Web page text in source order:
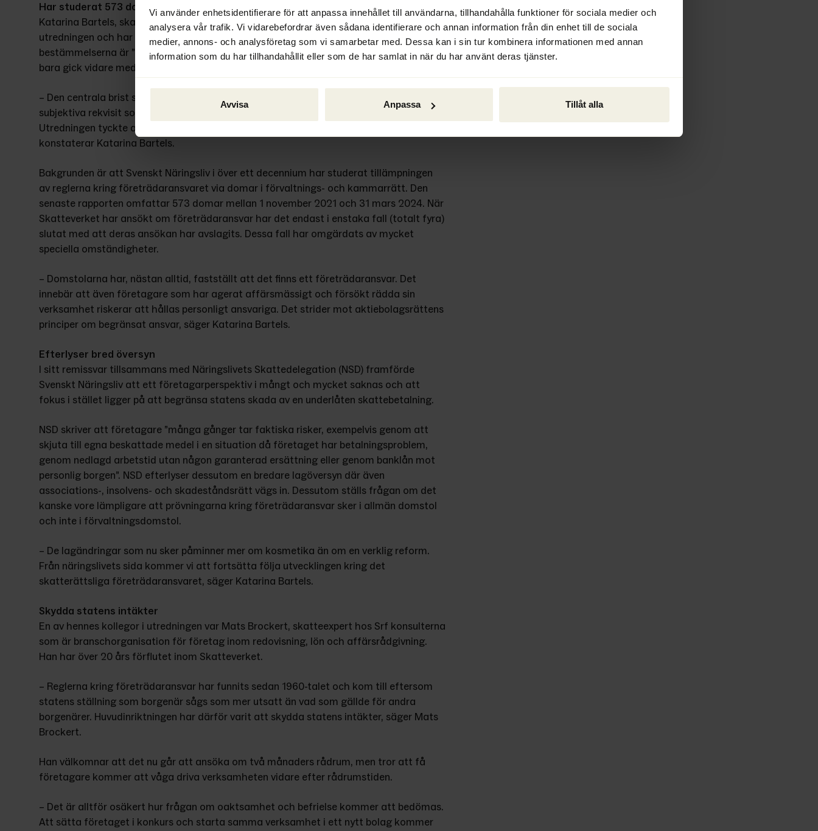
Vi använder enhetsidentifierare för att anpassa innehållet till användarna, tillhandahålla funktioner för sociala medier och
analysera vår trafik. Vi vidarebefordrar även sådana identifierare och annan information från din enhet till de sociala
medier, annons- och analysföretag som vi samarbetar med. Dessa kan i sin tur kombinera informationen med annan
information som du har tillhandahållit eller som de har samlat in när du har använt deras tjänster.
Avvisa Anpassa Tillåt alla
Har studerat 573 domar
Katarina Bartels, skatteexpert på Svenskt Näringsliv, var en av ledamöterna i
utredningen och har bland annat ett förflutet på Skatteverket. Hon anser att de nya
bestämmelserna är ”ett litet steg i rätt riktning”, men beklagar samtidigt att regeringen
bara gick vidare med två av de tre främsta utredningsförslagen.
– Den centrala brist som nu finns kvar gäller begreppet ”grov oaktsamhet”, alltså det
subjektiva rekvisit som avgör om en företrädare ska hållas personligt ansvarig.
Utredningen tyckte att kraven kring detta skulle preciseras, men så blev det inte,
konstaterar Katarina Bartels.
Bakgrunden är att Svenskt Näringsliv i över ett decennium har studerat tillämpningen
av reglerna kring företrädaransvaret via domar i förvaltnings- och kammarrätt. Den
senaste rapporten omfattar 573 domar mellan 1 november 2021 och 31 mars 2024. När
Skatteverket har ansökt om företrädaransvar har det endast i enstaka fall (totalt fyra)
slutat med att deras ansökan har avslagits. Dessa fall har omgärdats av mycket
speciella omständigheter.
– Domstolarna har, nästan alltid, fastställt att det finns ett företrädaransvar. Det
innebär att även företagare som har agerat affärsmässigt och försökt rädda sin
verksamhet riskerar att hållas personligt ansvariga. Det strider mot aktiebolagsrättens
principer om begränsat ansvar, säger Katarina Bartels.
Efterlyser bred översyn
I sitt remissvar tillsammans med Näringslivets Skattedelegation (NSD) framförde
Svenskt Näringsliv att ett företagarperspektiv i mångt och mycket saknas och att
fokus i stället ligger på att begränsa statens skada av en underlåten skattebetalning.
NSD skriver att företagare ”många gånger tar faktiska risker, exempelvis genom att
skjuta till egna beskattade medel i en situation då företaget har betalningsproblem,
genom nedlagd arbetstid utan någon garanterad ersättning eller genom banklån mot
personlig borgen”. NSD efterlyser dessutom en bredare lagöversyn där även
associations-, insolvens- och skadeståndsrätt vägs in. Dessutom ställs frågan om det
kanske vore lämpligare att prövningarna kring företrädaransvar sker i allmän domstol
och inte i förvaltningsdomstol.
– De lagändringar som nu sker påminner mer om kosmetika än om en verklig reform.
Från näringslivets sida kommer vi att fortsätta följa utvecklingen kring det
skatterättsliga företrädaransvaret, säger Katarina Bartels.
Skydda statens intäkter
En av hennes kollegor i utredningen var Mats Brockert, skatteexpert hos Srf konsulterna
som är branschorganisation för företag inom redovisning, lön och affärsrådgivning.
Han har över 20 års förflutet inom Skatteverket.
– Reglerna kring företrädaransvar har funnits sedan 1960-talet och kom till eftersom
statens ställning som borgenär sågs som mer utsatt än vad som gällde för andra
borgenärer. Huvudinriktningen har därför varit att skydda statens intäkter, säger Mats
Brockert.
Han välkomnar att det nu går att ansöka om två månaders rådrum, men tror att få
företagare kommer att våga driva verksamheten vidare efter rådrumstiden.
– Det är alltför osäkert hur frågan om oaktsamhet och befrielse kommer att bedömas.
Att sätta företaget i konkurs och starta samma verksamhet i ett nytt bolag kommer